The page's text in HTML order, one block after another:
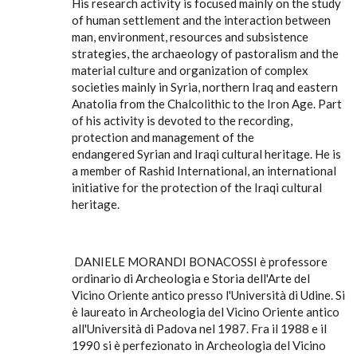
His research activity is focused mainly on the study
of human settlement and the interaction between
man, environment, resources and subsistence
strategies, the archaeology of pastoralism and the
material culture and organization of complex
societies mainly in Syria, northern Iraq and eastern
Anatolia from the Chalcolithic to the Iron Age. Part
of his activity is devoted to the recording,
protection and management of the
endangered Syrian and Iraqi cultural heritage. He is
a member of Rashid International, an international
initiative for the protection of the Iraqi cultural
heritage.
DANIELE MORANDI BONACOSSI è professore
ordinario di Archeologia e Storia dell'Arte del
Vicino Oriente antico presso l'Università di Udine. Si
è laureato in Archeologia del Vicino Oriente antico
all'Università di Padova nel 1987. Fra il 1988 e il
1990 si è perfezionato in Archeologia del Vicino